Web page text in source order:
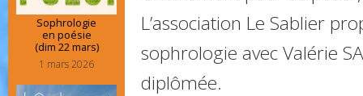
L’association Le Sablier
sophrologie avec Valérie
diplômée.
Sophrologie
en poésie
(dim 22 mars)
1 mars 2026